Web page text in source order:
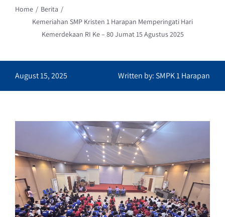
Home
Berita
Kemeriahan SMP Kristen 1 Harapan Memperingati Hari
Kemerdekaan RI Ke – 80 Jumat 15 Agustus 2025
August 15, 2025 Written by: SMPK 1 Harapan